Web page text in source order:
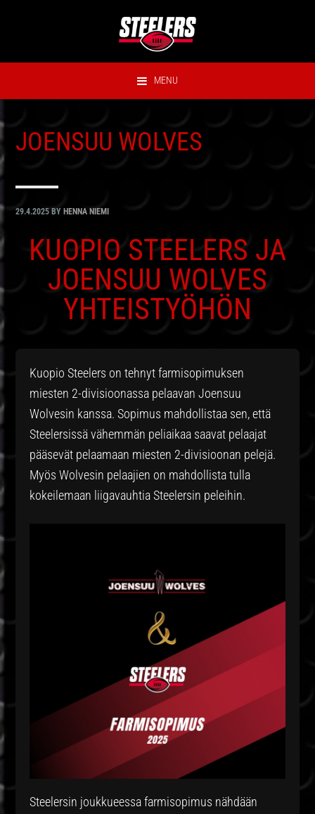
MENU
JOENSUU WOLVES
29.4.2025 BY HENNA NIEMI
KUOPIO STEELERS JA
JOENSUU WOLVES
YHTEISTYÖHÖN
Kuopio Steelers on tehnyt farmisopimuksen
miesten 2-divisioonassa pelaavan Joensuu
Wolvesin kanssa. Sopimus mahdollistaa sen, että
Steelersissä vähemmän peliaikaa saavat pelaajat
pääsevät pelaamaan miesten 2-divisioonan pelejä.
Myös Wolvesin pelaajien on mahdollista tulla
kokeilemaan liigavauhtia Steelersin peleihin.
Steelersin joukkueessa farmisopimus nähdään